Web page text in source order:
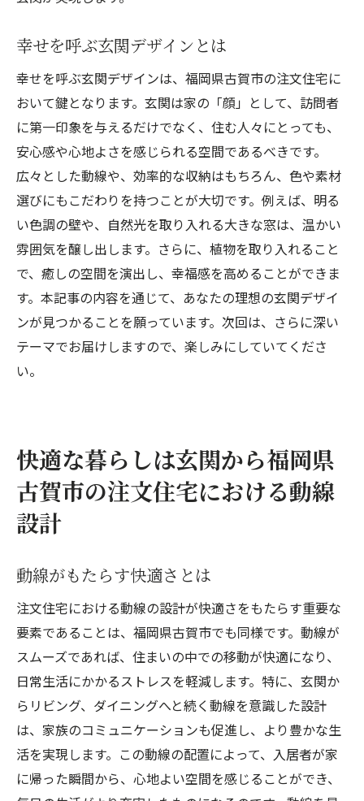
幸せを呼ぶ玄関デザインとは
幸せを呼ぶ玄関デザインは、福岡県古賀市の注文住宅に
おいて鍵となります。玄関は家の「顔」として、訪問者
に第一印象を与えるだけでなく、住む人々にとっても、
安心感や心地よさを感じられる空間であるべきです。
広々とした動線や、効率的な収納はもちろん、色や素材
選びにもこだわりを持つことが大切です。例えば、明る
い色調の壁や、自然光を取り入れる大きな窓は、温かい
雰囲気を醸し出します。さらに、植物を取り入れること
で、癒しの空間を演出し、幸福感を高めることができま
す。本記事の内容を通じて、あなたの理想の玄関デザイ
ンが見つかることを願っています。次回は、さらに深い
テーマでお届けしますので、楽しみにしていてくださ
い。
快適な暮らしは玄関から福岡県
古賀市の注文住宅における動線
設計
動線がもたらす快適さとは
注文住宅における動線の設計が快適さをもたらす重要な
要素であることは、福岡県古賀市でも同様です。動線が
スムーズであれば、住まいの中での移動が快適になり、
日常生活にかかるストレスを軽減します。特に、玄関か
らリビング、ダイニングへと続く動線を意識した設計
は、家族のコミュニケーションも促進し、より豊かな生
活を実現します。この動線の配置によって、入居者が家
に帰った瞬間から、心地よい空間を感じることができ、